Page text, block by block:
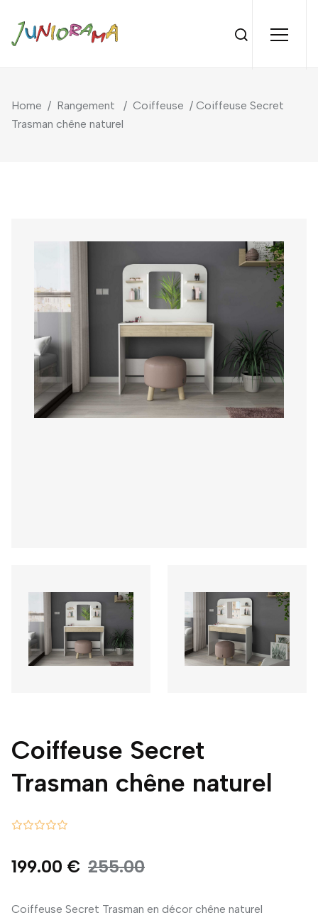
Home / Rangement / Coiffeuse / Coiffeuse Secret
Trasman chêne naturel
Coiffeuse Secret
Trasman chêne naturel
199.00 € 255.00
Coiffeuse Secret Trasman en décor chêne naturel